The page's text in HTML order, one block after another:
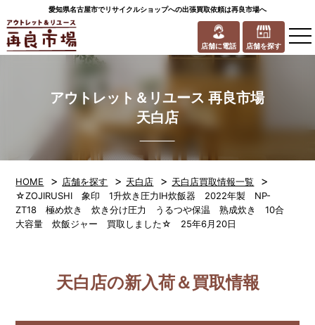
愛知県名古屋市でリサイクルショップへの出張買取依頼は再良市場へ
店舗に電話 店舗を探す
アウトレット＆リユース 再良市場
天白店
HOME > 店舗を探す > 天白店 > 天白店買取情報一覧 >
☆ZOJIRUSHI 象印 1升炊き圧力IH炊飯器 2022年製 NP-
ZT18 極め炊き 炊き分け圧力 うるつや保温 熟成炊き 10合
大容量 炊飯ジャー 買取しました☆ 25年6月20日
天白店の新入荷＆買取情報